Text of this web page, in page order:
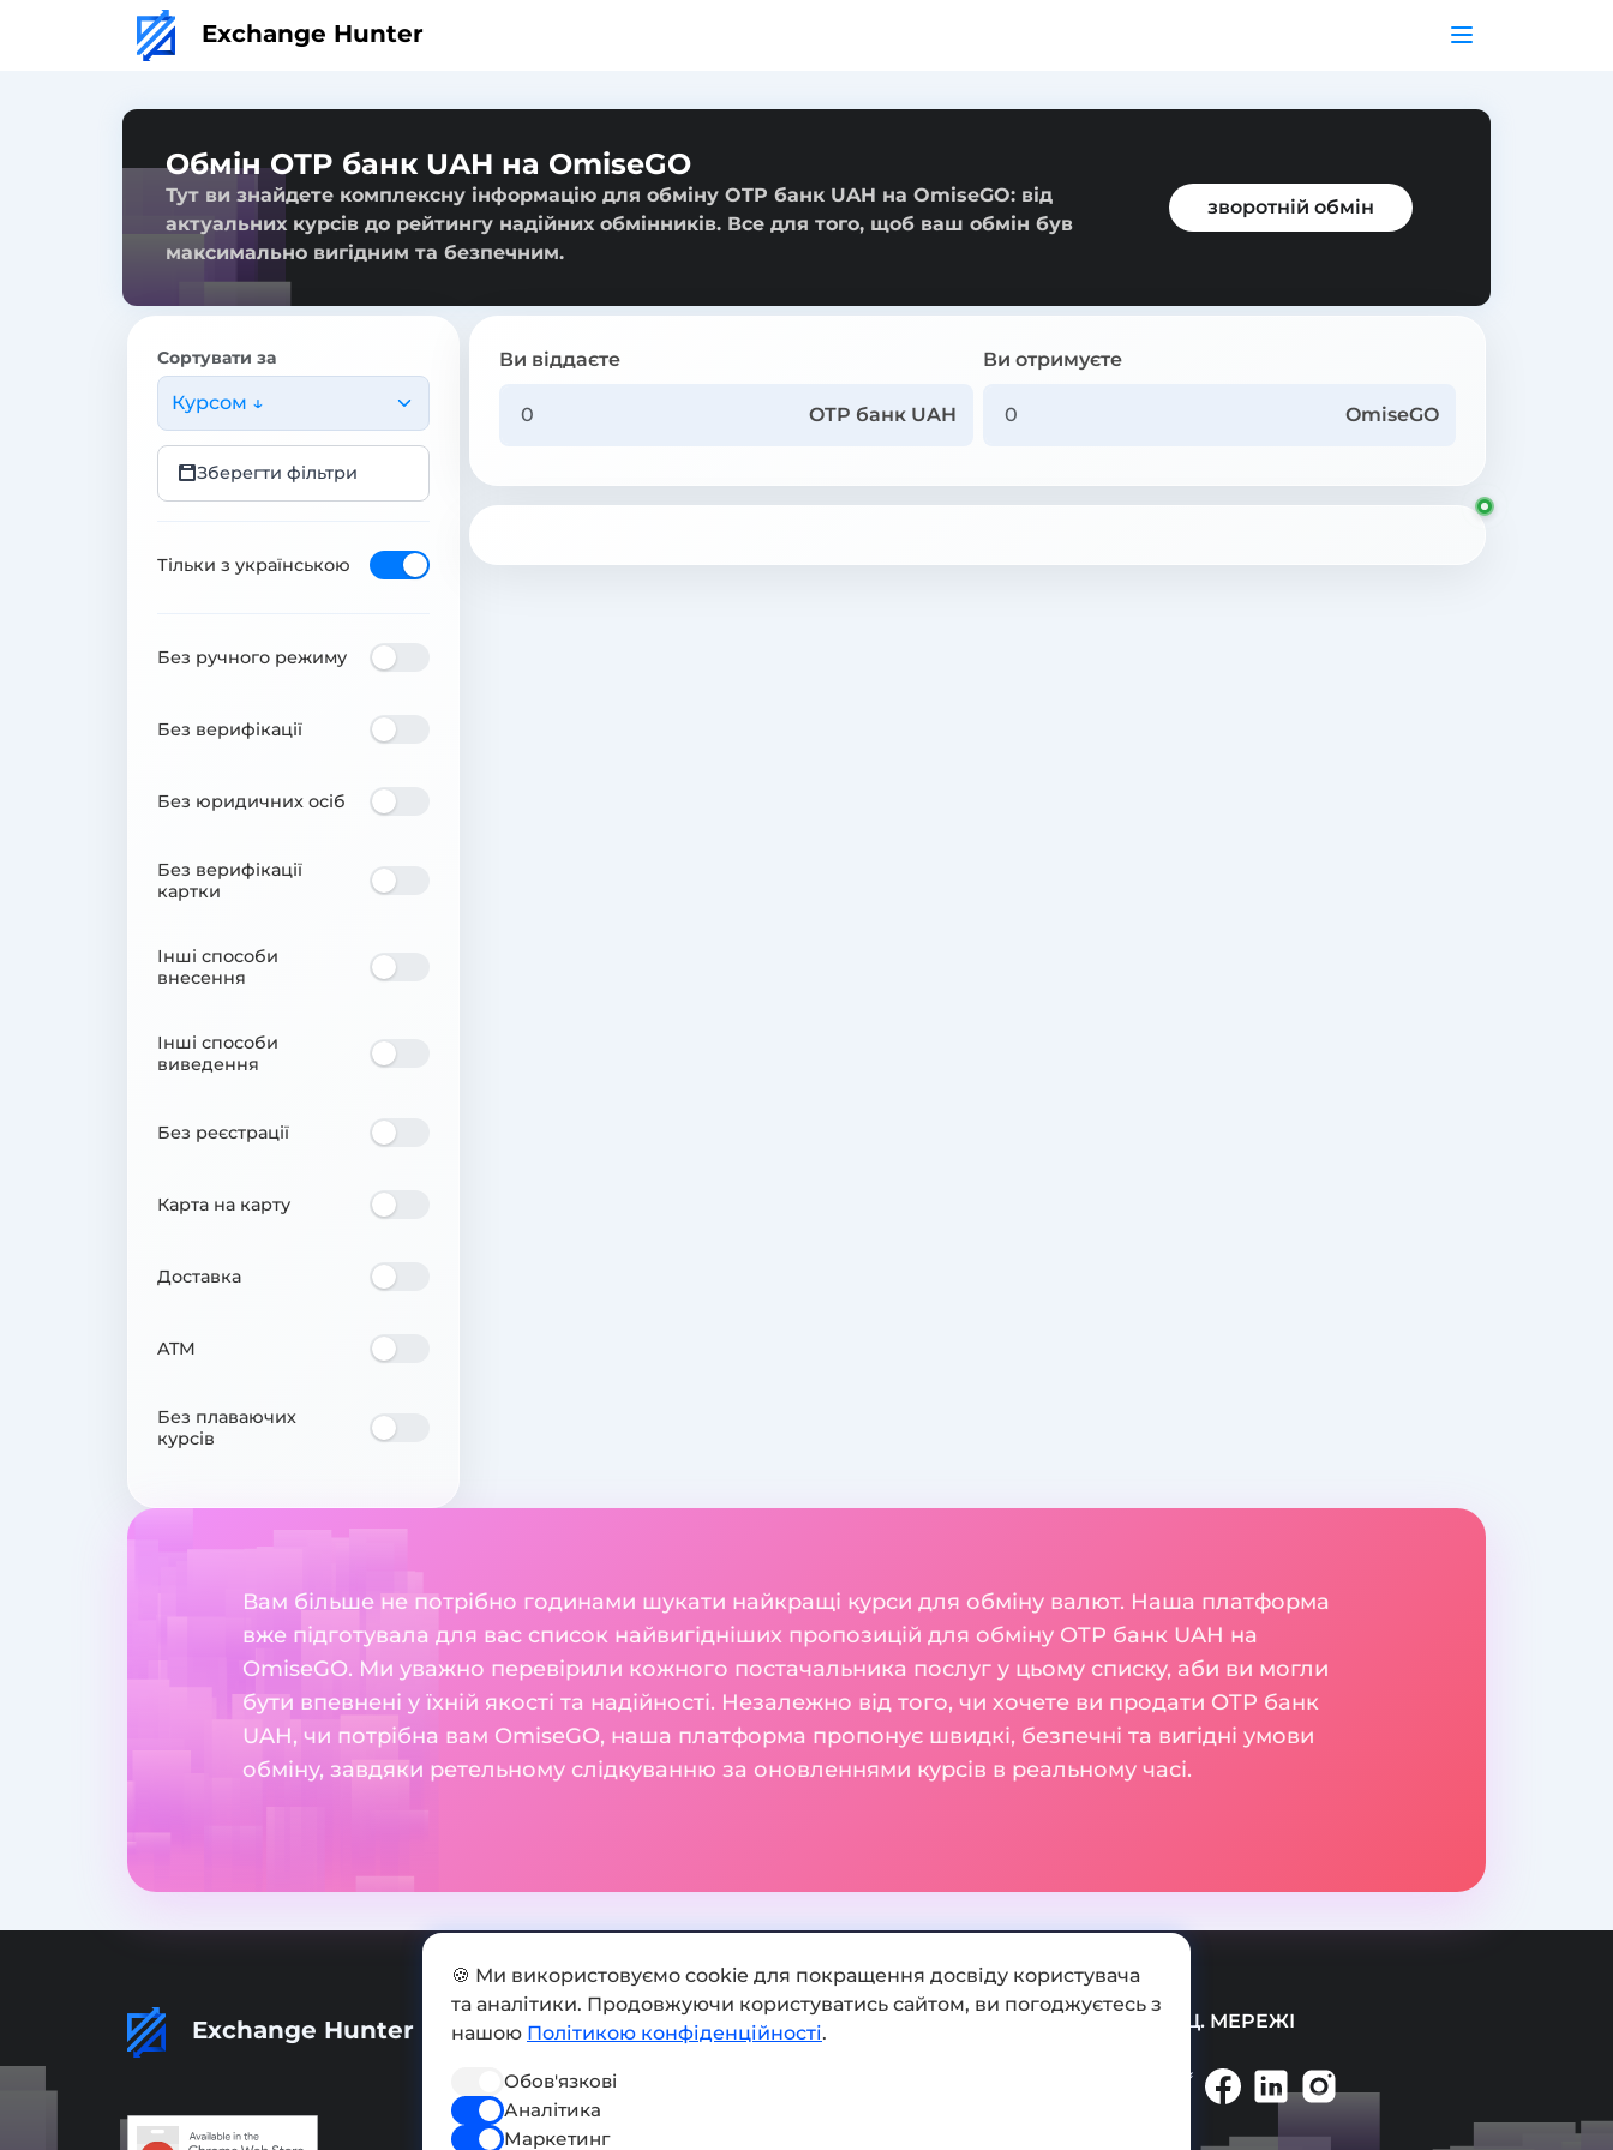
Exchange Hunter
Обмін OTP банк UAH на OmiseGO
Тут ви знайдете комплексну інформацію для обміну OTP банк UAH на OmiseGO: від
актуальних курсів до рейтингу надійних обмінників. Все для того, щоб ваш обмін був
максимально вигідним та безпечним.
зворотній обмін
Сортувати за
Курсом ↓
Зберегти фільтри
Тільки з українською
Без ручного режиму
Без верифікації
Без юридичних осіб
Без верифікації
картки
Інші способи
внесення
Інші способи
виведення
Без реєстрації
Карта на карту
Доставка
ATM
Без плаваючих
курсів
Ви віддаєте
OTP банк UAH
Ви отримуєте
OmiseGO
Вам більше не потрібно годинами шукати найкращі курси для обміну валют. Наша платформа
вже підготувала для вас список найвигідніших пропозицій для обміну OTP банк UAH на
OmiseGO. Ми уважно перевірили кожного постачальника послуг у цьому списку, аби ви могли
бути впевнені у їхній якості та надійності. Незалежно від того, чи хочете ви продати OTP банк
UAH, чи потрібна вам OmiseGO, наша платформа пропонує швидкі, безпечні та вигідні умови
обміну, завдяки ретельному слідкуванню за оновленнями курсів в реальному часі.
Exchange Hunter Додати обмінник СОЦ. МЕРЕЖІ
🍪 Ми використовуємо cookie для покращення досвіду користувача
та аналітики. Продовжуючи користуватись сайтом, ви погоджуєтесь з
нашою Політикою конфіденційності.
Обов'язкові
Аналітика
Маркетинг